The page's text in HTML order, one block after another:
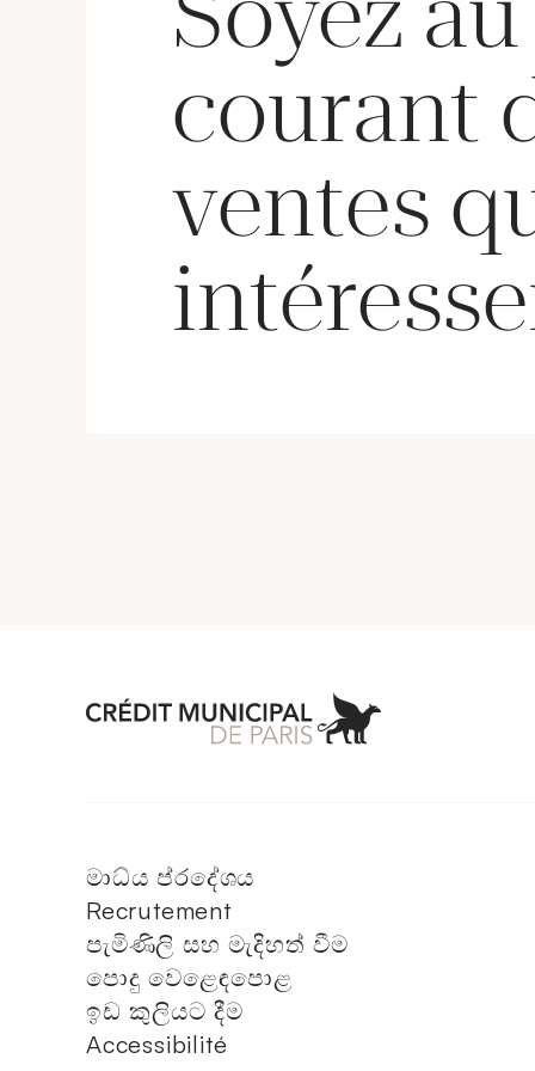
courant
ventes
Aller à l'accueil
මාධ්ය ප්රදේශය
Recrutement
පැමිණිලි සහ මැදිහත් වීම
පොදු වෙළෙඳපොළ
ඉඩ කුලියට දීම
Accessibilité